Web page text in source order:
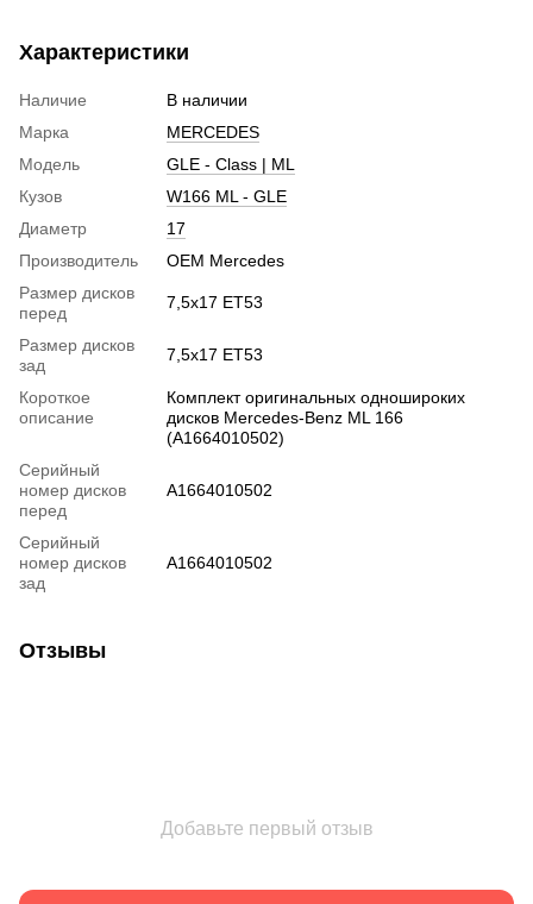
Характеристики
Наличие
В наличии
Марка
MERCEDES
Модель
GLE - Class | ML
Кузов
W166 ML - GLE
Диаметр
17
Производитель
OEM Mercedes
Размер дисков
перед
7,5x17 ET53
Размер дисков
зад
7,5x17 ET53
Короткое
описание
Комплект оригинальных одношироких
дисков Mercedes-Benz ML 166
(A1664010502)
Серийный
номер дисков
перед
A1664010502
Серийный
номер дисков
зад
A1664010502
Отзывы
Добавьте первый отзыв